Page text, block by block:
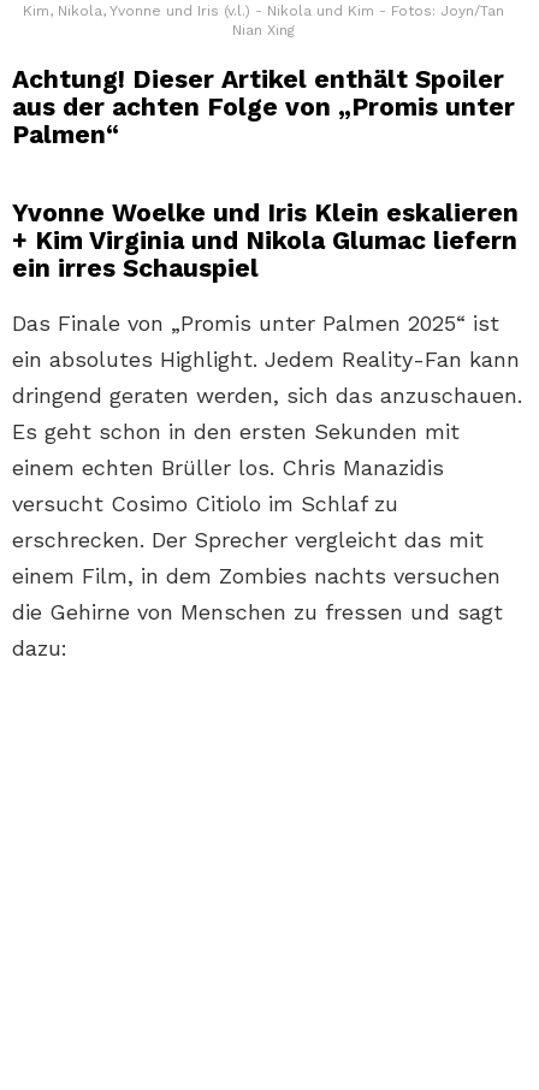
Kim, Nikola, Yvonne und Iris (v.l.) - Nikola und Kim - Fotos: Joyn/Tan
Nian Xing
Achtung! Dieser Artikel enthält Spoiler
aus der achten Folge von „Promis unter
Palmen“
Yvonne Woelke und Iris Klein eskalieren
+ Kim Virginia und Nikola Glumac liefern
ein irres Schauspiel
Das Finale von „Promis unter Palmen 2025“ ist
ein absolutes Highlight. Jedem Reality-Fan kann
dringend geraten werden, sich das anzuschauen.
Es geht schon in den ersten Sekunden mit
einem echten Brüller los. Chris Manazidis
versucht Cosimo Citiolo im Schlaf zu
erschrecken. Der Sprecher vergleicht das mit
einem Film, in dem Zombies nachts versuchen
die Gehirne von Menschen zu fressen und sagt
dazu: